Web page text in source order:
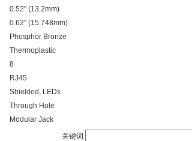
0.52" (13.2mm)
0.62" (15.748mm)
Phosphor Bronze
Thermoplastic
8
RJ45
Shielded, LEDs
Through Hole
Modular Jack
关键词